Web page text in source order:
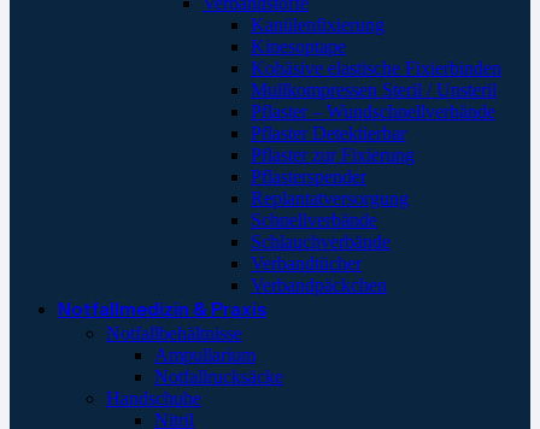
Kanülenfixierung
Kinesoptape
Kohäsive elastische Fixierbinden
Mullkompressen Steril / Unsteril
Pflaster – Wundschnellverbände
Pflaster Detektierbar
Pflaster zur Fixierung
Pflasterspender
Replantatversorgung
Schnellverbände
Schlauchverbände
Verbandtücher
Verbandpäckchen
Notfallmedizin & Praxis
Notfallbehältnisse
Ampullarium
Notfallrucksäcke
Handschuhe
Nitril